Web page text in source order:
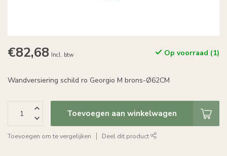
€82,68 Incl. btw Op voorraad (1)
Wandversiering schild ro Georgio M brons-Ø62CM
Toevoegen aan winkelwagen
Toevoegen om te vergelijken Deel dit product